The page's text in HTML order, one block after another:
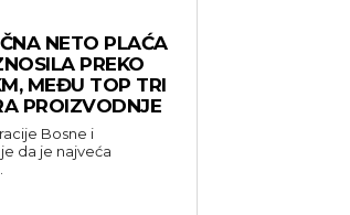
NETO PLAĆA
PREKO
MEĐU TOP TRI
PROIZVODNJE
Bosne i
da je najveća